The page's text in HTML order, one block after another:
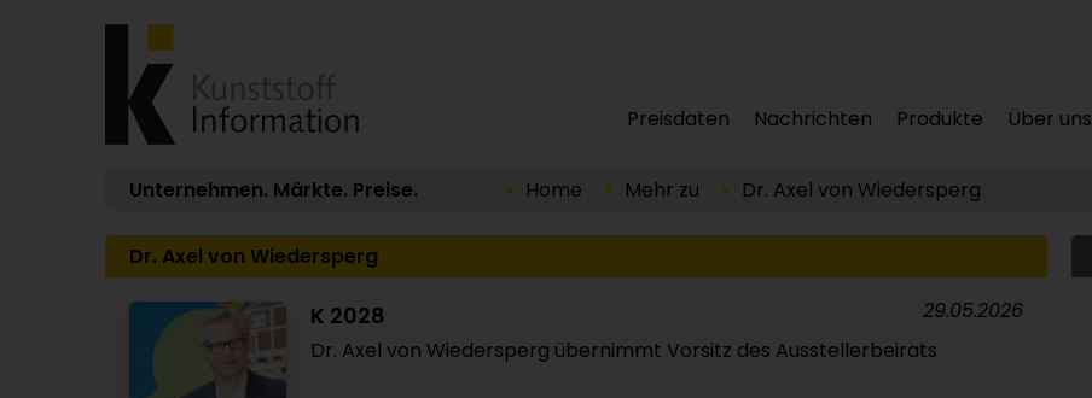
Preisdaten Nachrichten Produkte Über uns
Unternehmen. Märkte. Preise. Home Mehr zu Dr. Axel von Wiedersperg
Dr. Axel von Wiedersperg
K 2028
Dr. Axel von Wiedersperg übernimmt Vorsitz des Ausstellerbeirats
29.05.2026